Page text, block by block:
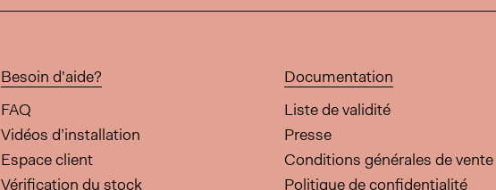
Besoin d'aide?
FAQ
Vidéos d’installation
Espace client
Vérification du stock
Documentation
Liste de validité
Presse
Conditions générales de vente
Politique de confidentialité